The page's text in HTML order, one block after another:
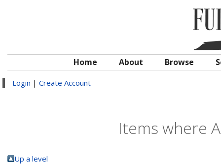
Home About Browse
Login | Create Account
Items where
Up a level